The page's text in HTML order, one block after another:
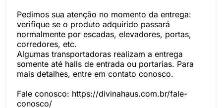
Pedimos sua atenção no momento da entrega:
verifique se o produto adquirido passará
normalmente por escadas, elevadores, portas,
corredores, etc.
Algumas transportadoras realizam a entrega
somente até halls de entrada ou portarias. Para
mais detalhes, entre em contato conosco.
Fale conosco: https://divinahaus.com.br/fale-
conosco/